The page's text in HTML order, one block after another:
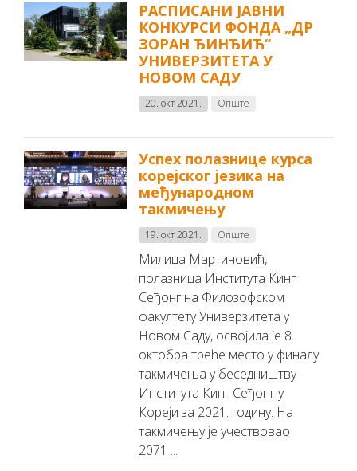
РАСПИСАНИ ЈАВНИ
КОНКУРСИ ФОНДА „ДР
ЗОРАН ЂИНЂИЋ“
УНИВЕРЗИТЕТА У
НОВОМ САДУ
20. окт 2021. Опште
Успех полазнице курса
корејског језика на
међународном
такмичењу
19. окт 2021. Опште
Милица Мартиновић,
полазница Института Кинг
Сеђонг на Филозофском
факултету Универзитета у
Новом Саду, освојила је 8.
октобра треће место у финалу
такмичења у беседништву
Института Кинг Сеђонг у
Кореји за 2021. годину. На
такмичењу је учествовао
2071 ...